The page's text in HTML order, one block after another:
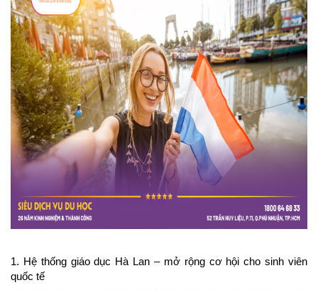
1. Hệ thống giáo dục Hà Lan – mở rộng cơ hội cho sinh viên
quốc tế